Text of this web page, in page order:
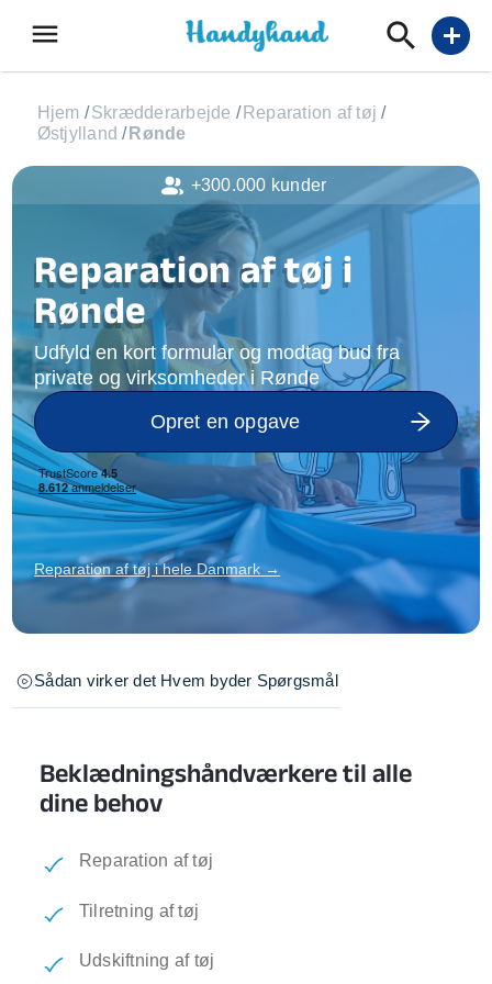
menu add
Hjem /Skrædderarbejde / Reparation af tøj /
Østjylland / Rønde
Reparation af tøj i
Rønde
Udfyld en kort formular og modtag bud fra
private og virksomheder i Rønde
Opret en opgave
Reparation af tøj i hele Danmark →
Sådan virker det Hvem byder Spørgsmål
Beklædningshåndværkere til alle
dine behov
Reparation af tøj
Tilretning af tøj
Udskiftning af tøj
+300.000 kunder